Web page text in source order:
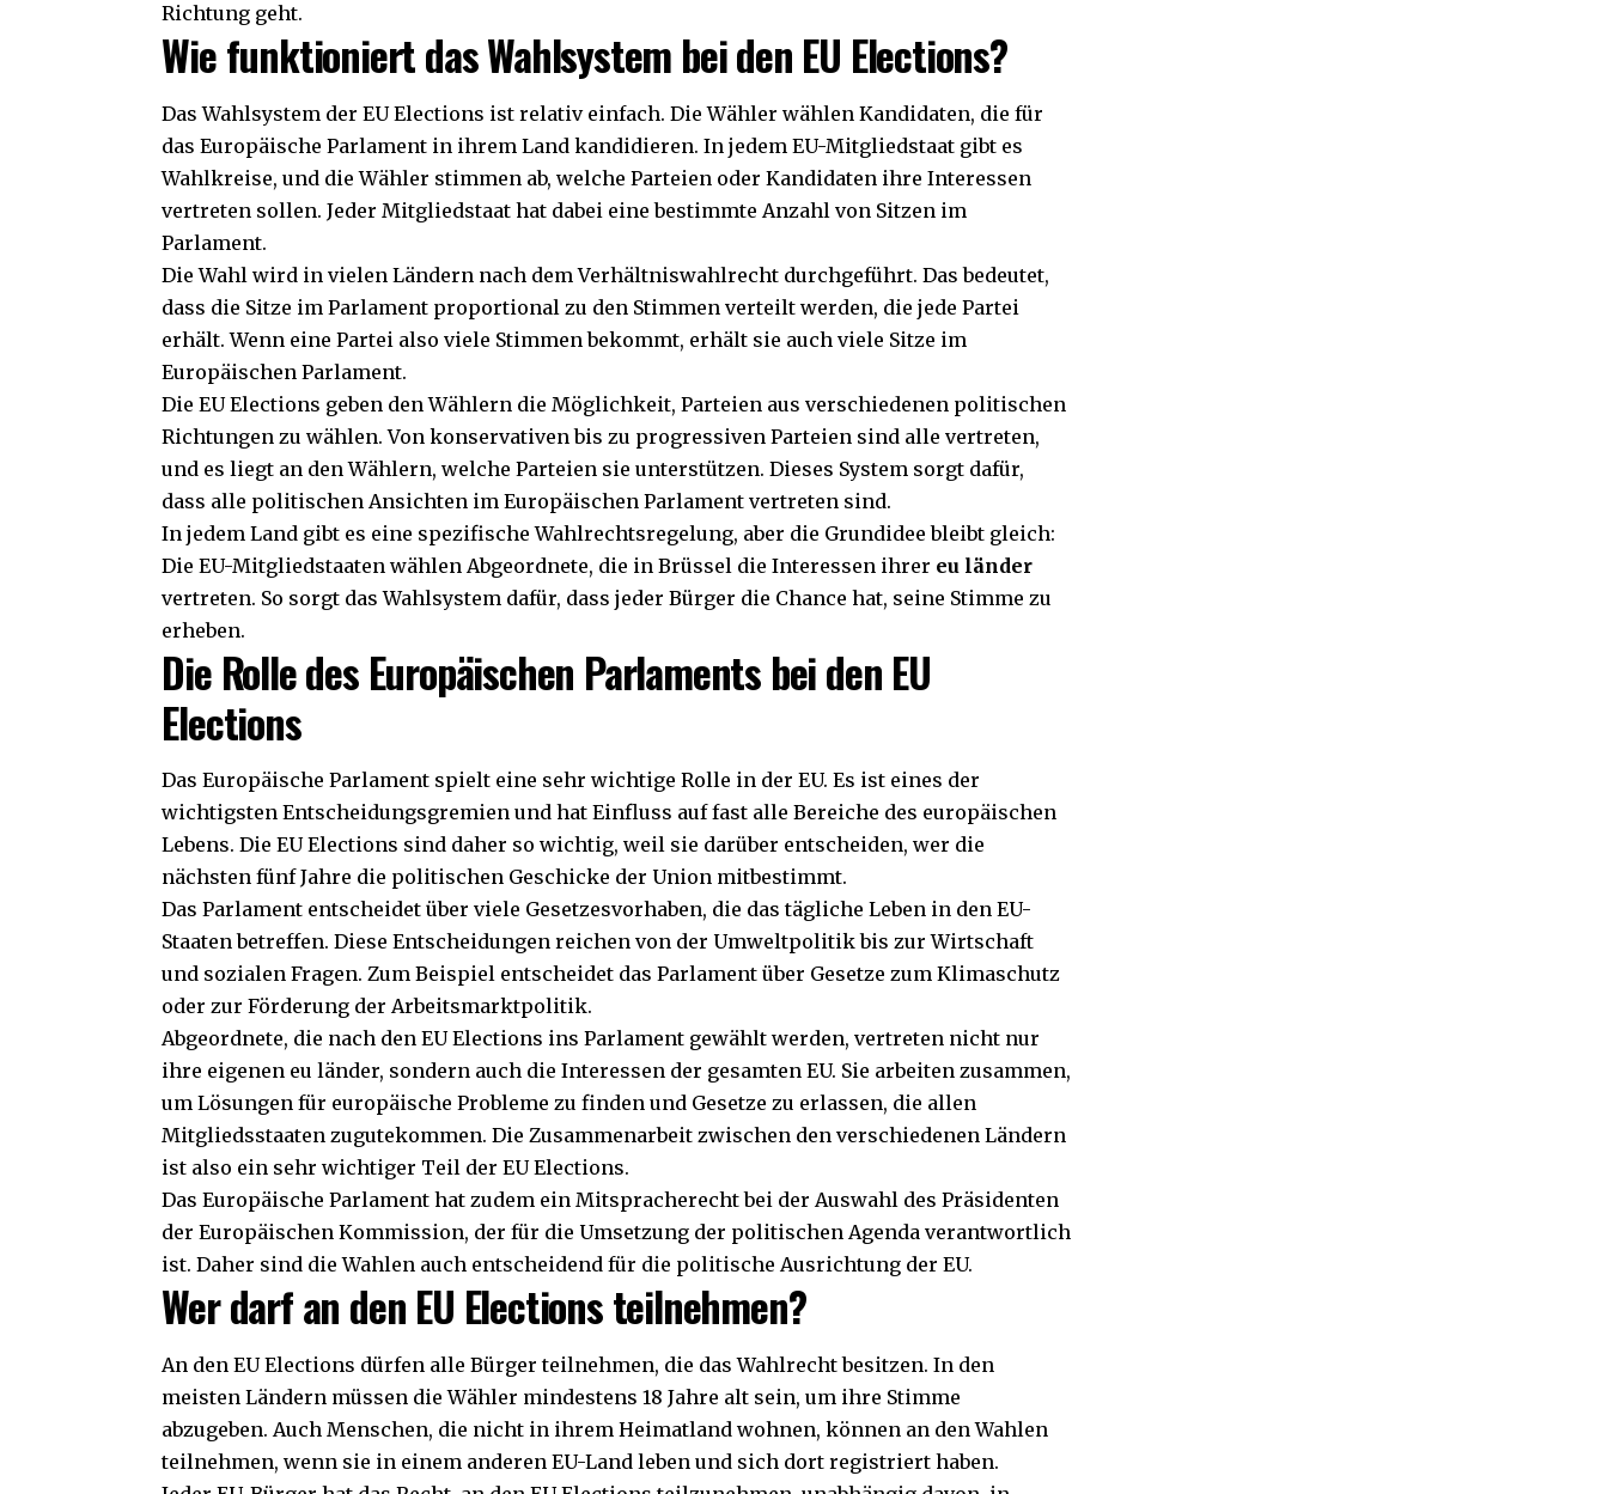
Richtung geht.
Wie funktioniert das Wahlsystem bei den EU Elections?
Das Wahlsystem der EU Elections ist relativ einfach. Die Wähler wählen Kandidaten, die für
das Europäische Parlament in ihrem Land kandidieren. In jedem EU-Mitgliedstaat gibt es
Wahlkreise, und die Wähler stimmen ab, welche Parteien oder Kandidaten ihre Interessen
vertreten sollen. Jeder Mitgliedstaat hat dabei eine bestimmte Anzahl von Sitzen im
Parlament.
Die Wahl wird in vielen Ländern nach dem Verhältniswahlrecht durchgeführt. Das bedeutet,
dass die Sitze im Parlament proportional zu den Stimmen verteilt werden, die jede Partei
erhält. Wenn eine Partei also viele Stimmen bekommt, erhält sie auch viele Sitze im
Europäischen Parlament.
Die EU Elections geben den Wählern die Möglichkeit, Parteien aus verschiedenen politischen
Richtungen zu wählen. Von konservativen bis zu progressiven Parteien sind alle vertreten,
und es liegt an den Wählern, welche Parteien sie unterstützen. Dieses System sorgt dafür,
dass alle politischen Ansichten im Europäischen Parlament vertreten sind.
In jedem Land gibt es eine spezifische Wahlrechtsregelung, aber die Grundidee bleibt gleich:
Die EU-Mitgliedstaaten wählen Abgeordnete, die in Brüssel die Interessen ihrer eu länder
vertreten. So sorgt das Wahlsystem dafür, dass jeder Bürger die Chance hat, seine Stimme zu
erheben.
Die Rolle des Europäischen Parlaments bei den EU
Elections
Das Europäische Parlament spielt eine sehr wichtige Rolle in der EU. Es ist eines der
wichtigsten Entscheidungsgremien und hat Einfluss auf fast alle Bereiche des europäischen
Lebens. Die EU Elections sind daher so wichtig, weil sie darüber entscheiden, wer die
nächsten fünf Jahre die politischen Geschicke der Union mitbestimmt.
Das Parlament entscheidet über viele Gesetzesvorhaben, die das tägliche Leben in den EU-
Staaten betreffen. Diese Entscheidungen reichen von der Umweltpolitik bis zur Wirtschaft
und sozialen Fragen. Zum Beispiel entscheidet das Parlament über Gesetze zum Klimaschutz
oder zur Förderung der Arbeitsmarktpolitik.
Abgeordnete, die nach den EU Elections ins Parlament gewählt werden, vertreten nicht nur
ihre eigenen eu länder, sondern auch die Interessen der gesamten EU. Sie arbeiten zusammen,
um Lösungen für europäische Probleme zu finden und Gesetze zu erlassen, die allen
Mitgliedsstaaten zugutekommen. Die Zusammenarbeit zwischen den verschiedenen Ländern
ist also ein sehr wichtiger Teil der EU Elections.
Das Europäische Parlament hat zudem ein Mitspracherecht bei der Auswahl des Präsidenten
der Europäischen Kommission, der für die Umsetzung der politischen Agenda verantwortlich
ist. Daher sind die Wahlen auch entscheidend für die politische Ausrichtung der EU.
Wer darf an den EU Elections teilnehmen?
An den EU Elections dürfen alle Bürger teilnehmen, die das Wahlrecht besitzen. In den
meisten Ländern müssen die Wähler mindestens 18 Jahre alt sein, um ihre Stimme
abzugeben. Auch Menschen, die nicht in ihrem Heimatland wohnen, können an den Wahlen
teilnehmen, wenn sie in einem anderen EU-Land leben und sich dort registriert haben.